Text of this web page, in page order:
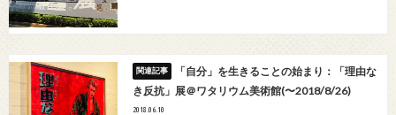
「自分」を生きることの始まり：「理由な
き反抗」展＠ワタリウム美術館(〜2018/8/26)
2018.06.10